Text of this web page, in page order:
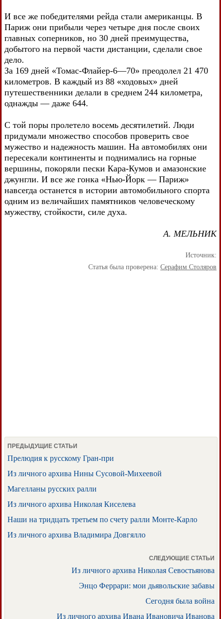
И все же победителями рейда стали американцы. В
Париж они прибыли через четыре дня после своих
главных соперников, но 30 дней преимущества,
добытого на первой части дистанции, сделали свое
дело.
За 169 дней «Томас-Флайер-6—70» преодолел 21 470
километров. В каждый из 88 «ходовых» дней
путешественники делали в среднем 244 километра,
однажды — даже 644.
С той поры пролетело восемь десятилетий. Люди
придумали множество способов проверить свое
мужество и надежность машин. На автомобилях они
пересекали континенты и поднимались на горные
вершины, покоряли пески Кара-Кумов и амазонские
джунгли. И все же гонка «Нью-Йорк — Париж»
навсегда останется в истории автомобильного спорта
одним из величайших памятников человеческому
мужеству, стойкости, силе духа.
А. МЕЛЬНИК
Источник:
Статья была проверена: Серафим Столяров
ПРЕДЫДУЩИЕ СТАТЬИ
Прелюдия к русскому Гран-при
Из личного архива Нины Сусовой-Михеевой
Магелланы русских ралли
Из личного архива Николая Киселева
Наши на тридцать третьем по счету ралли Монте-Карло
Из личного архива Владимира Довгялло
СЛЕДУЮЩИЕ СТАТЬИ
Из личного архива Николая Севостьянова
Энцо Феррари: мои дьявольские забавы
Сегодня была война
Из личного архива Ивана Ивановича Иванова